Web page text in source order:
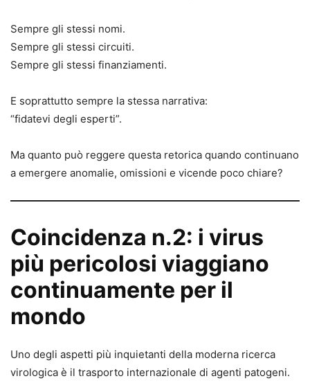
Sempre gli stessi nomi.
Sempre gli stessi circuiti.
Sempre gli stessi finanziamenti.
E soprattutto sempre la stessa narrativa:
“fidatevi degli esperti”.
Ma quanto può reggere questa retorica quando continuano
a emergere anomalie, omissioni e vicende poco chiare?
Coincidenza n.2: i virus
più pericolosi viaggiano
continuamente per il
mondo
Uno degli aspetti più inquietanti della moderna ricerca
virologica è il trasporto internazionale di agenti patogeni.